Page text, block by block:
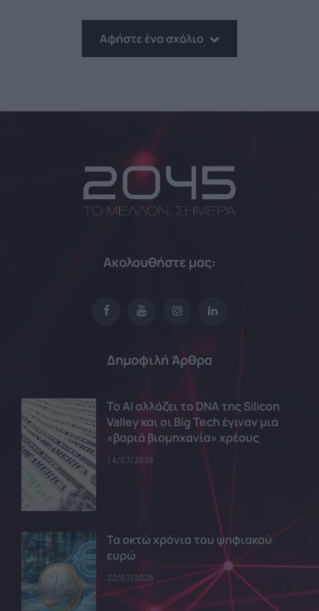
Αφήστε ένα σχόλιο
Ακολουθήστε μας:
Δημοφιλή Άρθρα
Το AI αλλάζει το DNA της Silicon
Valley και οι Big Tech έγιναν μια
«βαριά βιομηχανία» χρέους
14/07/2026
Τα οκτώ χρόνια του ψηφιακού
ευρώ
22/07/2026